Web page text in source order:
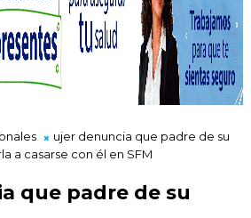
ujer denuncia que padre de su
a casarse con él en SFM
que padre de su